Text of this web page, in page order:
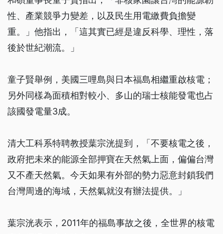
性、產業競爭力變差，以及民生用電繳費負擔變
重。」他指出，「這其實已經是違反科學、理性，落
後於世紀潮流。」
童子賢舉例，美國三哩島與日本福島相繼重啟核電；
另外同樣為面積相對較小、多山的瑞士核能發電也占
該國發電量3成。
清大工科系特聘教授葉宗洸提到，「不要核電之後，
政府把未來的能源全部押寶在天然氣上面，偏偏台灣
又不產天然氣。今天如果有外部的勢力惡意封鎖我們
台灣周邊的海域，天然氣就沒有辦法提供。」
葉宗洸表示，2011年的福島事故之後，全世界的核電